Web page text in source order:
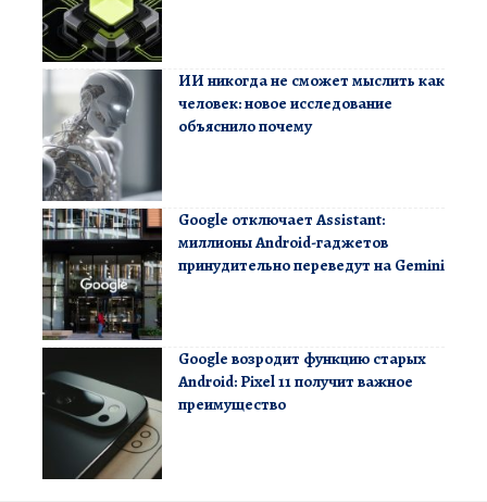
ИИ никогда не сможет мыслить как
человек: новое исследование
объяснило почему
Google отключает Assistant:
миллионы Android-гаджетов
принудительно переведут на Gemini
Google возродит функцию старых
Android: Pixel 11 получит важное
преимущество